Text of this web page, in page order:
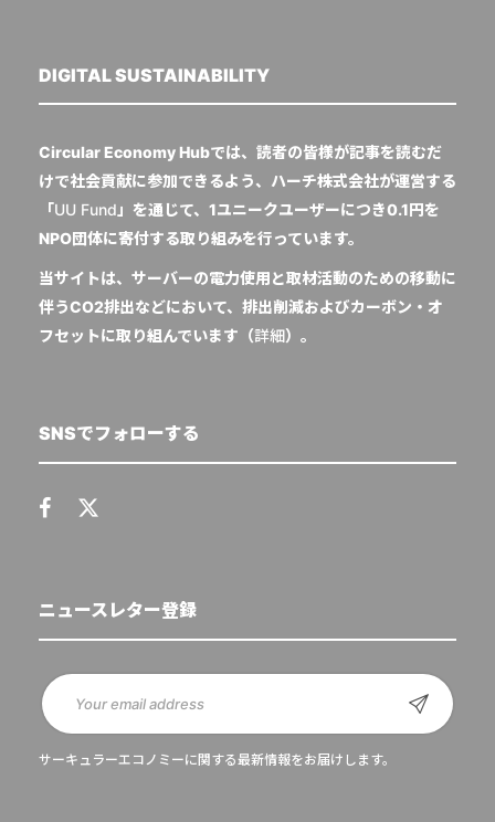
DIGITAL SUSTAINABILITY
Circular Economy Hubでは、読者の皆様が記事を読むだ
けで社会貢献に参加できるよう、ハーチ株式会社が運営する
「UU Fund 」を通じて、1ユニークユーザーにつき0.1円を
NPO団体に寄付する取り組みを行っています。
当サイトは、サーバーの電力使用と取材活動のための移動に
伴うCO2排出などにおいて、排出削減およびカーボン・オ
フセットに取り組んでいます（詳細）。
SNSでフォローする
ニュースレター登録
サーキュラーエコノミーに関する最新情報をお届けします。